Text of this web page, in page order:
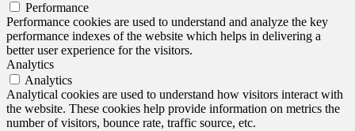
Performance
Performance cookies are used to understand and analyze the key
performance indexes of the website which helps in delivering a
better user experience for the visitors.
Analytics
Analytics
Analytical cookies are used to understand how visitors interact with
the website. These cookies help provide information on metrics the
number of visitors, bounce rate, traffic source, etc.